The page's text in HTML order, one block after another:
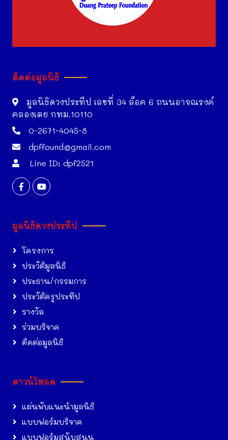
ติดต่อมูลนิธิ
มูลนิธิดวงประทีป เลขที่ 34 ล็อค 6 ถนนอาจณรงค์
คลองเตย กทม.10110
0-2671-4045-8
dpffound@gmail.com
Line ID: dpf2521
มูลนิธิดวงประทีป
โครงการ
ประวัติมูลนิธิ
ประธาน/กรรมการ
ประวัติครูประทีป
รางวัล
ร่วมบริจาค
ติดต่อมูลนิธิ
ดาวน์โหลด
แผ่นพับแนะนำมูลนิธิ
แบบฟอร์มบริจาค
แบบฟอร์มสนับสนุน